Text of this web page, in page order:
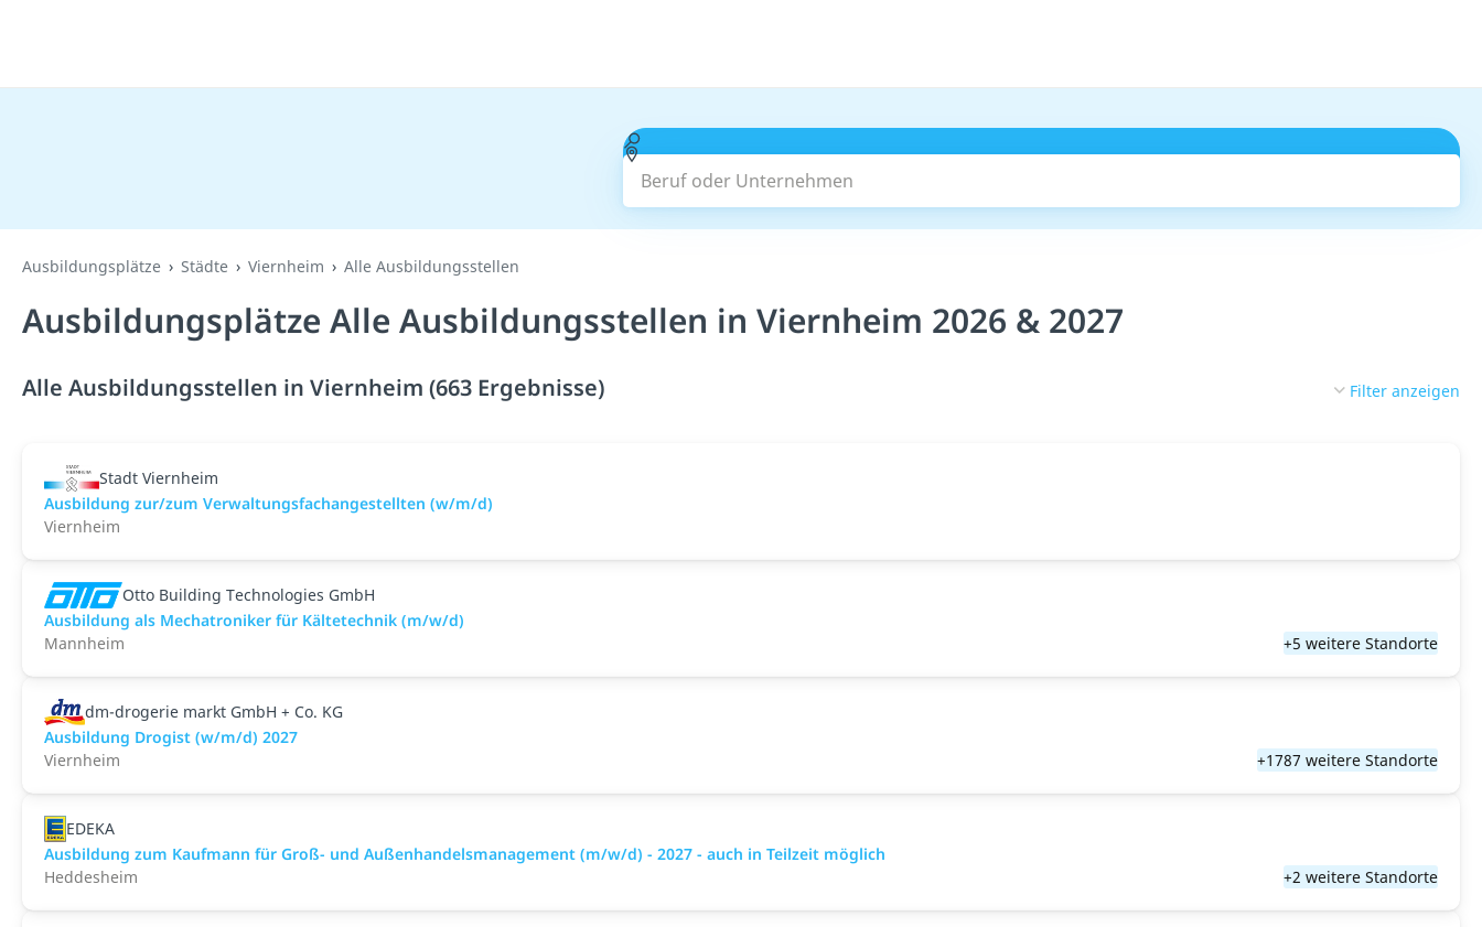
Beruf oder Unternehmen
Ausbildungsplätze Städte Viernheim Alle Ausbildungsstellen
Ausbildungsplätze Alle Ausbildungsstellen in Viernheim 2026 & 2027
Alle Ausbildungsstellen in Viernheim (663 Ergebnisse) Filter anzeigen
Stadt Viernheim
Ausbildung zur/zum Verwaltungsfachangestellten (w/m/d)
Viernheim
Otto Building Technologies GmbH
Ausbildung als Mechatroniker für Kältetechnik (m/w/d)
Mannheim
+5 weitere Standorte
dm-drogerie markt GmbH + Co. KG
Ausbildung Drogist (w/m/d) 2027
Viernheim
+1787 weitere Standorte
EDEKA
Ausbildung zum Kaufmann für Groß- und Außenhandelsmanagement (m/w/d) - 2027 - auch in Teilzeit möglich
Heddesheim
+2 weitere Standorte